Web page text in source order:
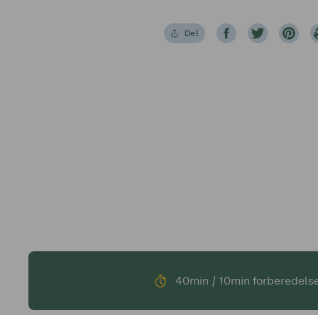
Del
40min / 10min